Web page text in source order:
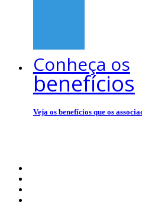
Conheça os
benefícios
Veja os benefícios que os